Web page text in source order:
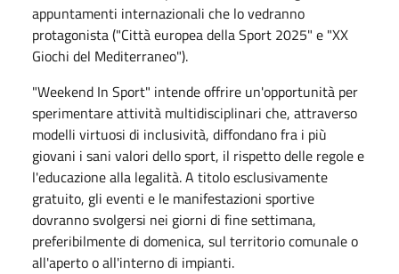
appuntamenti internazionali che lo vedranno
protagonista ("Città europea della Sport 2025" e "XX
Giochi del Mediterraneo").
"Weekend In Sport" intende offrire un'opportunità per
sperimentare attività multidisciplinari che, attraverso
modelli virtuosi di inclusività, diffondano fra i più
giovani i sani valori dello sport, il rispetto delle regole e
l'educazione alla legalità. A titolo esclusivamente
gratuito, gli eventi e le manifestazioni sportive
dovranno svolgersi nei giorni di fine settimana,
preferibilmente di domenica, sul territorio comunale o
all'aperto o all'interno di impianti.